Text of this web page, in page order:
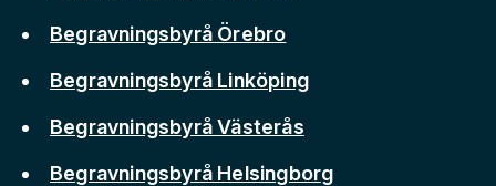
Begravningsbyrå Örebro
Begravningsbyrå Linköping
Begravningsbyrå Västerås
Begravningsbyrå Helsingborg